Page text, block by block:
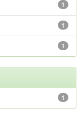
1
1
1
1